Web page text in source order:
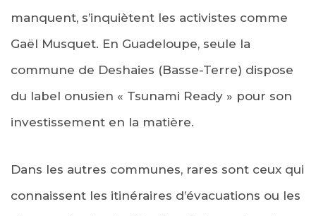
manquent, s’inquiètent les activistes comme
Gaël Musquet. En Guadeloupe, seule la
commune de Deshaies (Basse-Terre) dispose
du label onusien « Tsunami Ready » pour son
investissement en la matière.
Dans les autres communes, rares sont ceux qui
connaissent les itinéraires d’évacuations ou les